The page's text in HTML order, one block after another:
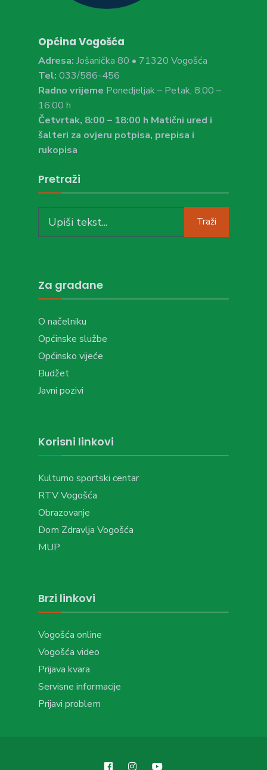
Općina Vogošća
Adresa: Jošanička 80 • 71320 Vogošća
Tel: 033/586-456
Radno vrijeme Ponedjeljak – Petak, 8:00 –
16:00 h
Četvrtak, 8:00 – 18:00 h Matični ured i
šalteri za ovjeru potpisa, prepisa i
rukopisa
Pretraži
for:
Traži
Za građane
O načelniku
Općinske službe
Općinsko vijeće
Budžet
Javni pozivi
Korisni linkovi
Kulturno sportski centar
RTV Vogošća
Obrazovanje
Dom Zdravlja Vogošća
MUP
Brzi linkovi
Vogošća online
Vogošća video
Prijava kvara
Servisne informacije
Prijavi problem